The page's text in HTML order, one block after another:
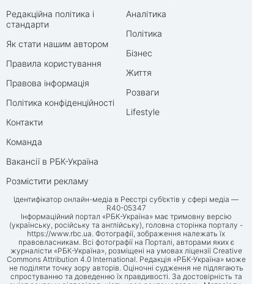
Редакційна політика і
стандарти
Як стати нашим автором
Правила користування
Правова інформація
Політика конфіденційності
Контакти
Команда
Вакансії в РБК-Україна
Розмістити рекламу
Аналітика
Політика
Бізнес
Життя
Розваги
Lifestyle
Ідентифікатор онлайн-медіа в Реєстрі суб’єктів у сфері медіа —
R40-05347
Інформаційний портал «РБК-Україна» має тримовну версію
(українську, російську та англійську), головна сторінка порталу -
https://www.rbc.ua. Фотографії, зображення належать їх
правовласникам. Всі фотографії на Порталі, авторами яких є
журналісти «РБК-Україна», розміщені на умовах ліцензії Creative
Commons Attribution 4.0 International. Редакція «РБК-Україна» може
не поділяти точку зору авторів. Оціночні судження не підлягають
спростуванню та доведенню їх правдивості. За достовірність та